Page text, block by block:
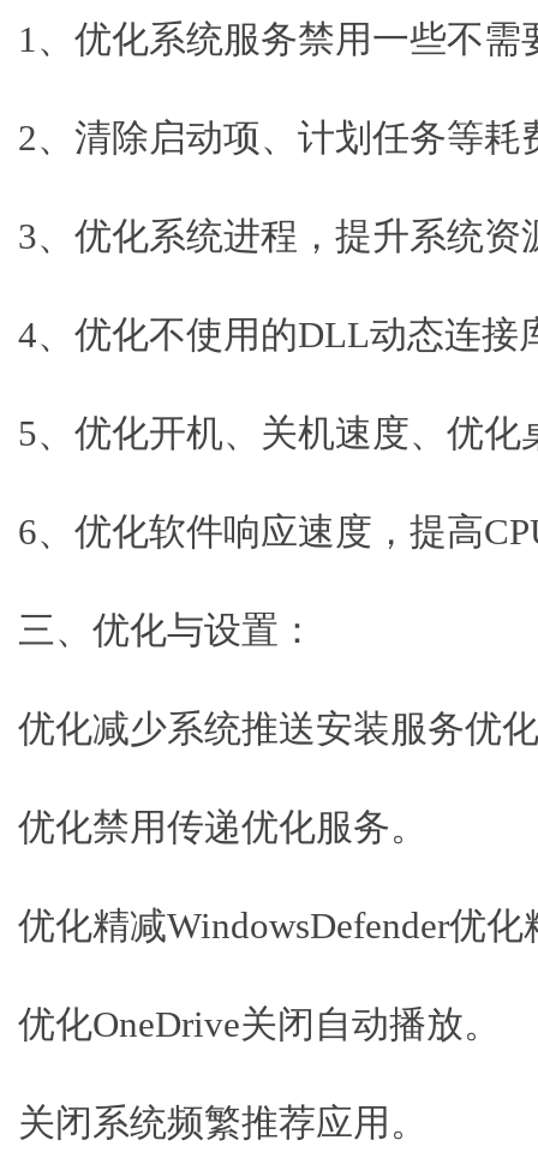
1、优化系统服务禁用一些不
2、清除启动项、计划任务等耗
3、优化系统进程，提升系统资
4、优化不使用的DLL动态连接
5、优化开机、关机速度、优化
6、优化软件响应速度，提高
三、优化与设置：
优化减少系统推送安装服务优
优化禁用传递优化服务。
优化精减WindowsDefender优化
优化OneDrive关闭自动播放。
关闭系统频繁推荐应用。